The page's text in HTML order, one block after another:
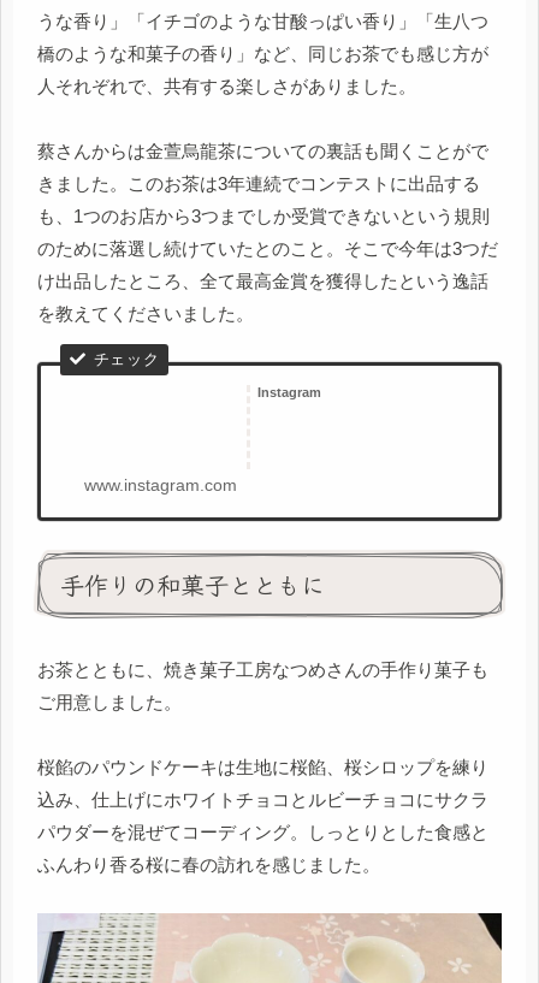
うな香り」「イチゴのような甘酸っぱい香り」「生八つ
橋のような和菓子の香り」など、同じお茶でも感じ方が
人それぞれで、共有する楽しさがありました。
蔡さんからは金萱烏龍茶についての裏話も聞くことがで
きました。このお茶は3年連続でコンテストに出品する
も、1つのお店から3つまでしか受賞できないという規則
のために落選し続けていたとのこと。そこで今年は3つだ
け出品したところ、全て最高金賞を獲得したという逸話
を教えてくださいました。
Instagram
www.instagram.com
手作りの和菓子とともに
お茶とともに、焼き菓子工房なつめさんの手作り菓子も
ご用意しました。
桜餡のパウンドケーキは生地に桜餡、桜シロップを練り
込み、仕上げにホワイトチョコとルビーチョコにサクラ
パウダーを混ぜてコーディング。しっとりとした食感と
ふんわり香る桜に春の訪れを感じました。